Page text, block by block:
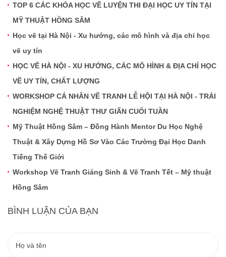
TOP 6 CÁC KHÓA HỌC VẼ LUYỆN THI ĐẠI HỌC UY TÍN TẠI
MỸ THUẬT HỒNG SÂM
Học vẽ tại Hà Nội - Xu hướng, các mô hình và địa chỉ học
vẽ uy tín
HỌC VẼ HÀ NỘI - XU HƯỚNG, CÁC MÔ HÌNH & ĐỊA CHỈ HỌC
VẼ UY TÍN, CHẤT LƯỢNG
WORKSHOP CÁ NHÂN VẼ TRANH LỄ HỘI TẠI HÀ NỘI - TRẢI
NGHIỆM NGHỆ THUẬT THƯ GIÃN CUỐI TUẦN
Mỹ Thuật Hồng Sâm – Đồng Hành Mentor Du Học Nghệ
Thuật & Xây Dựng Hồ Sơ Vào Các Trường Đại Học Danh
Tiếng Thế Giới
Workshop Vẽ Tranh Giáng Sinh & Vẽ Tranh Tết – Mỹ thuật
Hồng Sâm
BÌNH LUẬN CỦA BẠN